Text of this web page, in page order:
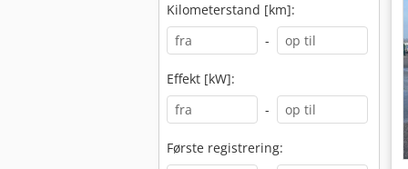
Kilometerstand [km]:
-
Effekt [kW]:
-
Første registrering: